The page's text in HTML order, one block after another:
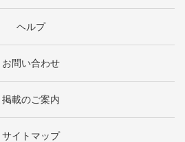
ヘルプ
お問い合わせ
掲載のご案内
サイトマップ